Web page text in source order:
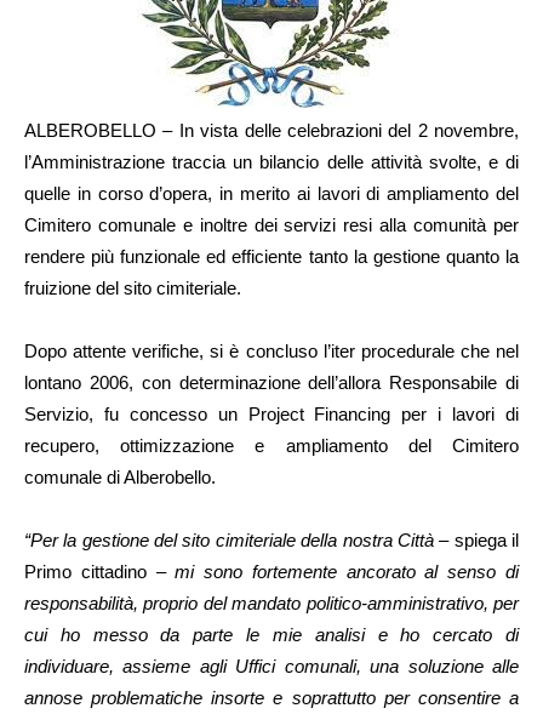
ALBEROBELLO – In vista delle celebrazioni del 2 novembre,
l’Amministrazione traccia un bilancio delle attività svolte, e di
quelle in corso d’opera, in merito ai lavori di ampliamento del
Cimitero comunale e inoltre dei servizi resi alla comunità per
rendere più funzionale ed efficiente tanto la gestione quanto la
fruizione del sito cimiteriale.
Dopo attente verifiche, si è concluso l’iter procedurale che nel
lontano 2006, con determinazione dell’allora Responsabile di
Servizio, fu concesso un Project Financing per i lavori di
recupero, ottimizzazione e ampliamento del Cimitero
comunale di Alberobello.
“Per la gestione del sito cimiteriale della nostra Città –spiega il
Primo cittadino –mi sono fortemente ancorato al senso di
responsabilità, proprio del mandato politico-amministrativo, per
cui ho messo da parte le mie analisi e ho cercato di
individuare, assieme agli Uffici comunali, una soluzione alle
annose problematiche insorte e soprattutto per consentire a